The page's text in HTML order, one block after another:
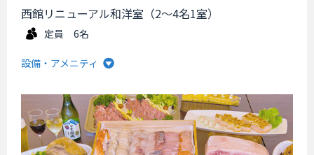
西館リニューアル和洋室（2～4名1室）
定員 6名
設備・アメニティ